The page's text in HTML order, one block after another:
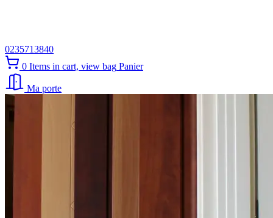
0235713840
0 Items in cart, view bag Panier
Ma porte